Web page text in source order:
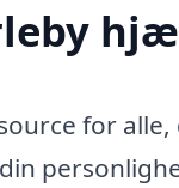
for